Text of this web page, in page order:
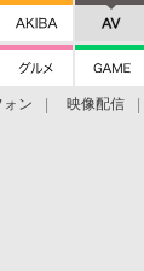
ン 映像配信